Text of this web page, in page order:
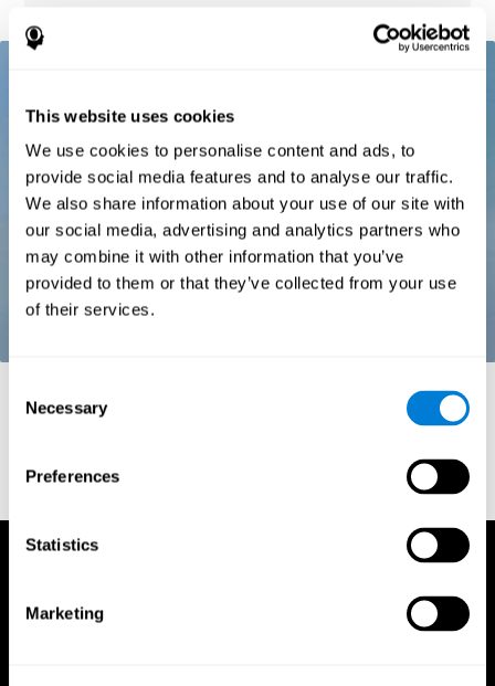
This website uses cookies
We use cookies to personalise content and ads, to
provide social media features and to analyse our traffic.
We also share information about your use of our site with
our social media, advertising and analytics partners who
may combine it with other information that you’ve
provided to them or that they’ve collected from your use
of their services.
Selection
Necessary
Preferences
Statistics
Marketing
المراجع:
Stroop, J. R (1935). Studies of interference in serial verbal